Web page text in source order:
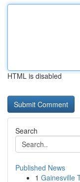
HTML is disabled
Search
Published News
1 Gainesville